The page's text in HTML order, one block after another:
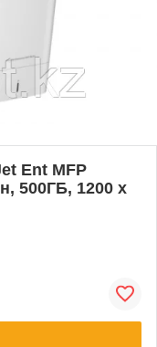
Ent MFP
500ГБ, 1200 x